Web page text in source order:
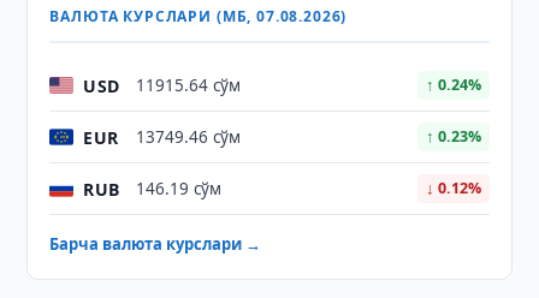
ВАЛЮТА КУРСЛАРИ (МБ, 07.08.2026)
USD 11915.64 сўм ↑ 0.24%
EUR 13749.46 сўм ↑ 0.23%
RUB 146.19 сўм ↓ 0.12%
Барча валюта курслари →